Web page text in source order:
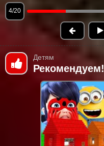
5/20
Детям
Рекомендуем!